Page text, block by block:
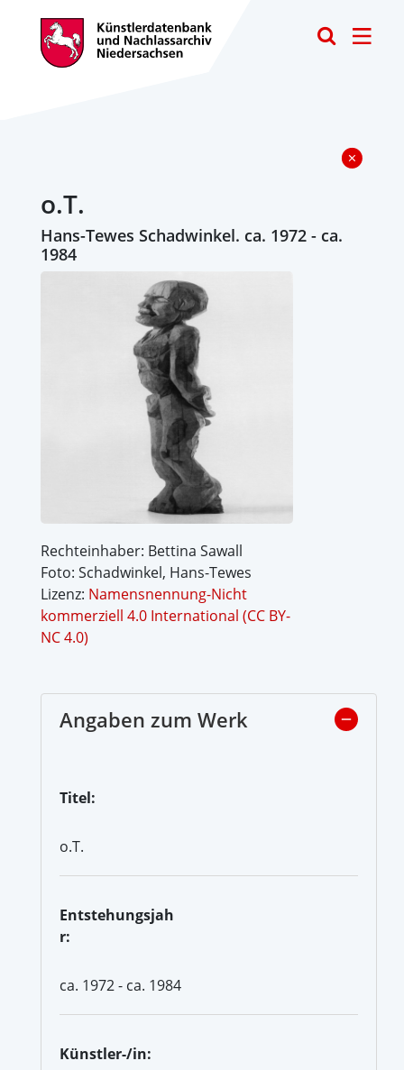
o.T.
Hans-Tewes Schadwinkel. ca. 1972 - ca.
1984
Rechteinhaber: Bettina Sawall
Foto: Schadwinkel, Hans-Tewes
Lizenz: Namensnennung-Nicht
kommerziell 4.0 International (CC BY-
NC 4.0)
Angaben zum Werk
Titel:
o.T.
Entstehungsjah
r:
ca. 1972 - ca. 1984
Künstler-/in: